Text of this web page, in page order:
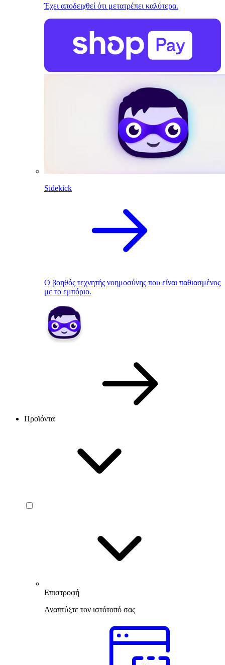
Έχει αποδειχθεί ότι μετατρέπει καλύτερα.
Sidekick
Ο βοηθός τεχνητής νοημοσύνης που είναι παθιασμένος
με το εμπόριο.
Προϊόντα
Επιστροφή
Αναπτύξτε τον ιστότοπό σας